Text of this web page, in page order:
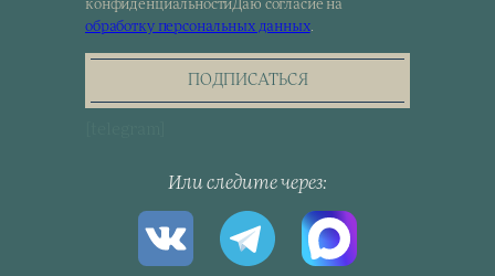
up
for
the
конфиденциальностиДаю согласие на
обработку персональных данных.
ПОДПИСАТЬСЯ
Или следите через